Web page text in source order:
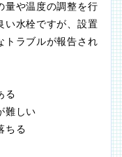
量や温度の調整を行
い水栓ですが、設置
トラブルが報告され
る
難しい
ちる